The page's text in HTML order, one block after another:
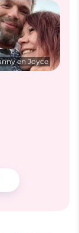
en Joyce